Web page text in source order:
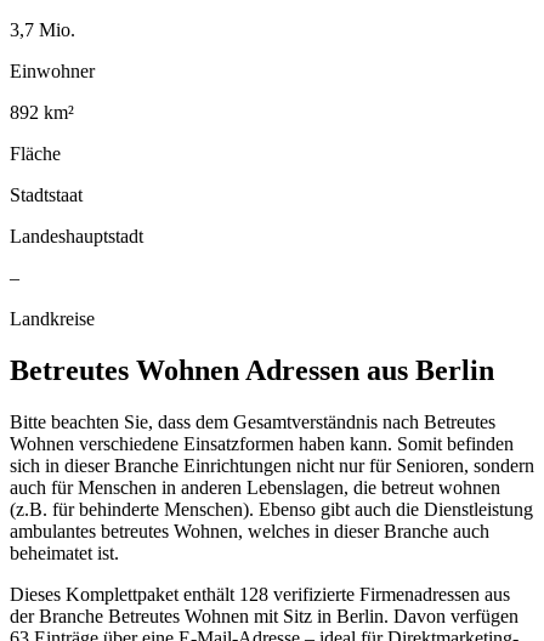
3,7 Mio.
Einwohner
892 km²
Fläche
Stadtstaat
Landeshauptstadt
–
Landkreise
Betreutes Wohnen Adressen aus Berlin
Bitte beachten Sie, dass dem Gesamtverständnis nach Betreutes
Wohnen verschiedene Einsatzformen haben kann. Somit befinden
sich in dieser Branche Einrichtungen nicht nur für Senioren, sondern
auch für Menschen in anderen Lebenslagen, die betreut wohnen
(z.B. für behinderte Menschen). Ebenso gibt auch die Dienstleistung
ambulantes betreutes Wohnen, welches in dieser Branche auch
beheimatet ist.
Dieses Komplettpaket enthält 128 verifizierte Firmenadressen aus
der Branche Betreutes Wohnen mit Sitz in Berlin. Davon verfügen